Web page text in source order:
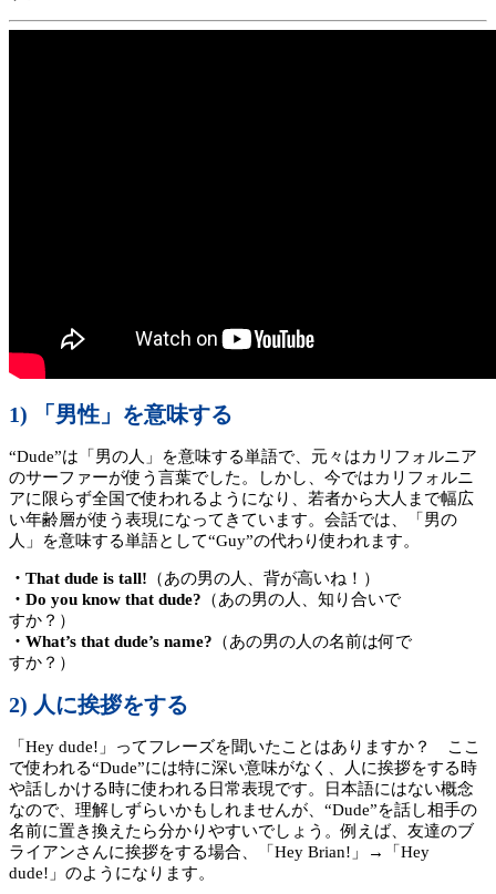
1) 「男性」を意味する
“Dude”は「男の人」を意味する単語で、元々はカリフォルニア
のサーファーが使う言葉でした。しかし、今ではカリフォルニ
アに限らず全国で使われるようになり、若者から大人まで幅広
い年齢層が使う表現になってきています。会話では、「男の
人」を意味する単語として“Guy”の代わり使われます。
・That dude is tall! （あの男の人、背が高いね！）
・Do you know that dude? （あの男の人、知り合いで
すか？）
・What’s that dude’s name? （あの男の人の名前は何で
すか？）
2) 人に挨拶をする
「Hey dude!」ってフレーズを聞いたことはありますか？ ここ
で使われる“Dude”には特に深い意味がなく、人に挨拶をする時
や話しかける時に使われる日常表現です。日本語にはない概念
なので、理解しずらいかもしれませんが、“Dude”を話し相手の
名前に置き換えたら分かりやすいでしょう。例えば、友達のブ
ライアンさんに挨拶をする場合、「Hey Brian!」→「Hey
dude!」のようになります。